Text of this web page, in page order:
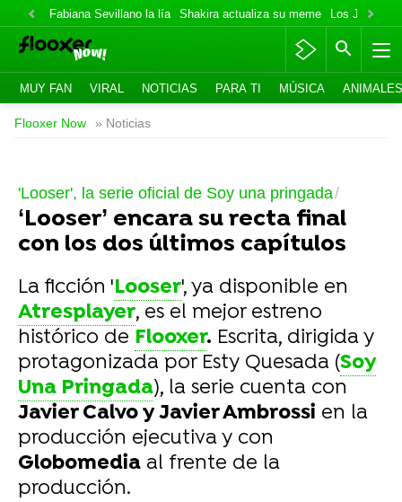
Fabiana Sevillano la lía Shakira actualiza su meme Los Jonas
MUY FAN VIRAL NOTICIAS PARA TI MÚSICA ANIMALES
Flooxer Now » Noticias
'Looser', la serie oficial de Soy una pringada
‘Looser’ encara su recta final
con los dos últimos capítulos
La ficción 'Looser', ya disponible en
Atresplayer, es el mejor estreno
histórico de Flooxer. Escrita, dirigida y
protagonizada por Esty Quesada (Soy
Una Pringada), la serie cuenta con
Javier Calvo y Javier Ambrossi en la
producción ejecutiva y con
Globomedia al frente de la
producción.